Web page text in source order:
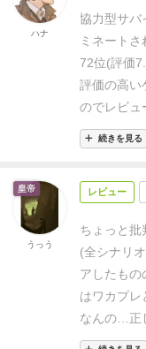
あるから、
で意見を
ーマとメ
上手く同居
内容。ウ
く整理され
事象が、個
ルを消化し
ヴァリアン
が気に入り
でシナリオ
ゲームおよ
２－3時間
面のまま抜
その後、
山のエリ
山）。⑫４
スに「キャ
法で親プレ
イコン「？
上に「冒
効果（カ
「脅威置
のマスに
マスに移
トカードが
って損害
た。キャン
襲ってくる
感じですよ
で戦ったり
ていなけれ
散々な目に
やってきま
ないとダメ
など様々な
ョンするの
イテム作成
イレビュー
た。
さら
うんだろ
て作ってい
きのアイテ
ＯＫ！）⇒
詰んだ。（
してしまう
す） さっき
ようにっと
ージが・・
が・・・・
ならないこ
ていかない
協力型サバ
ミネート
72位(評価
評価の高い
のでレビュ
ル】「ロビ
料理人、大
ゲームです
索等のア
ープやシャ
を調査して
っています
のために
続きを見る
ハナ
レビュー
ちょっと批
(全シナリ
アしたもの
はワカプレ
なんの…正
まれながら
皇帝
うっう